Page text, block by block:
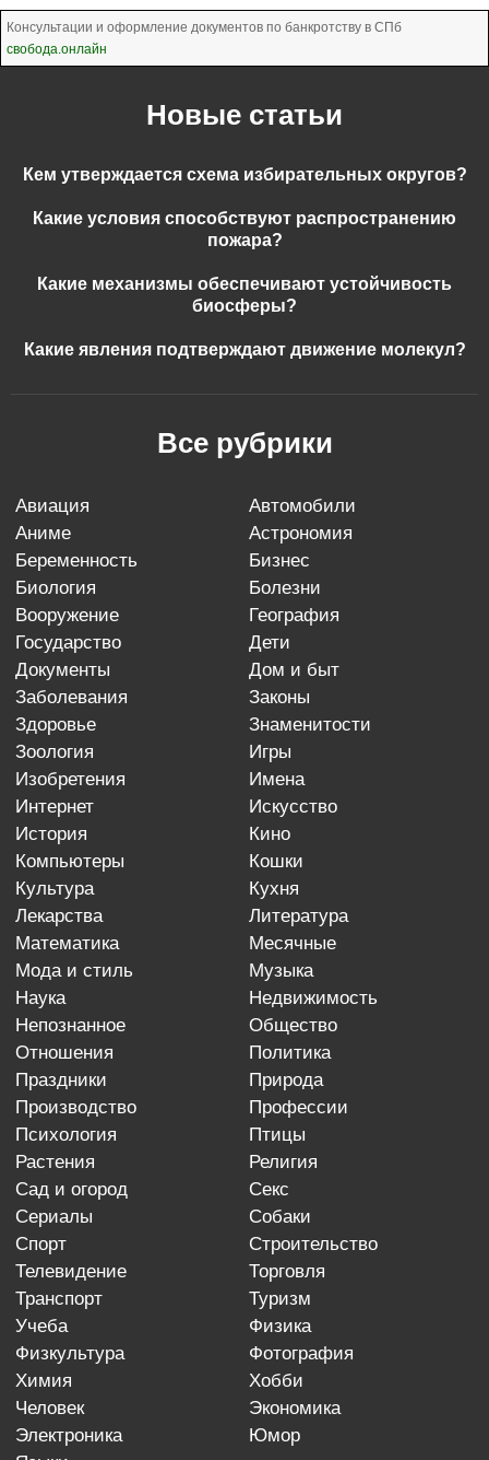
Консультации и оформление документов по банкротству в СПб
свобода.онлайн
Новые статьи
Кем утверждается схема избирательных округов?
Какие условия способствуют распространению
пожара?
Какие механизмы обеспечивают устойчивость
биосферы?
Какие явления подтверждают движение молекул?
Все рубрики
авиация
автомобили
аниме
астрономия
беременность
бизнес
биология
болезни
вооружение
география
государство
дети
документы
дом и быт
заболевания
законы
здоровье
знаменитости
зоология
игры
изобретения
имена
интернет
искусство
история
кино
компьютеры
кошки
культура
кухня
лекарства
литература
математика
месячные
мода и стиль
музыка
наука
недвижимость
непознанное
общество
отношения
политика
праздники
природа
производство
профессии
психология
птицы
растения
религия
сад и огород
секс
сериалы
собаки
спорт
строительство
телевидение
торговля
транспорт
туризм
учеба
физика
физкультура
фотография
химия
хобби
человек
экономика
электроника
юмор